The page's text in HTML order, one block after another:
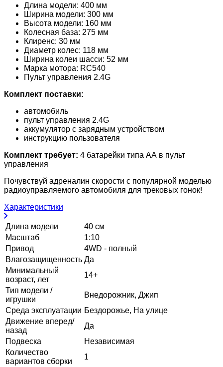
Длина модели: 400 мм
Ширина модели: 300 мм
Высота модели: 160 мм
Колесная база: 275 мм
Клиренс: 30 мм
Диаметр колес: 118 мм
Ширина колеи шасси: 52 мм
Марка мотора: RC540
Пульт управления 2.4G
Комплект поставки:
автомобиль
пульт управления 2.4G
аккумулятор с зарядным устройством
инструкцию пользователя
Комплект требует: 4 батарейки типа АА в пульт
управления
Почувствуй адреналин скорости с популярной моделью
радиоуправляемого автомобиля для трековых гонок!
Характеристики
Длина модели
40 см
Масштаб
1:10
Привод
4WD - полный
Влагозащищенность Да
Минимальный
возраст, лет
14+
Тип модели /
игрушки
Внедорожник, Джип
Среда эксплуатации Бездорожье, На улице
Движение вперед/
назад
Да
Подвеска
Независимая
Количество
вариантов сборки
1